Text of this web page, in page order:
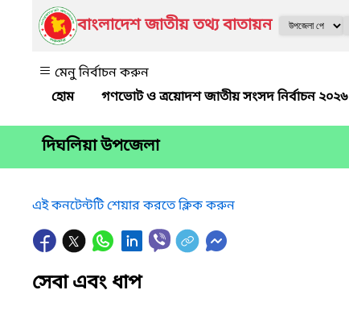
বাংলাদেশ জাতীয় তথ্য বাতায়ন
মেনু নির্বাচন করুন
গণভোট ও ত্রয়োদশ জাতীয় সংসদ নির্বাচন ২০২৬
দিঘলিয়া উপজেলা
এই কনটেন্টটি শেয়ার করতে ক্লিক করুন
সেবা এবং ধাপ